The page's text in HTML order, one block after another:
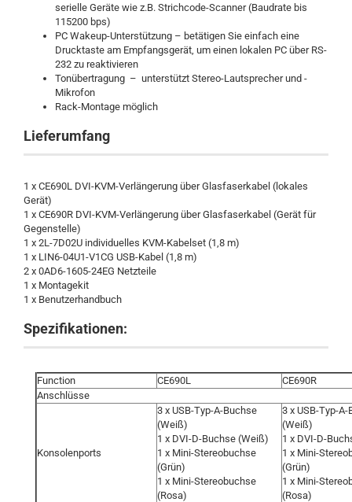
serielle Geräte wie z.B. Strichcode-Scanner (Baudrate bis
115200 bps)
PC Wakeup-Unterstützung – betätigen Sie einfach eine
Drucktaste am Empfangsgerät, um einen lokalen PC über RS-
232 zu reaktivieren
Tonübertragung – unterstützt Stereo-Lautsprecher und -
Mikrofon
Rack-Montage möglich
Lieferumfang
1 x CE690L DVI-KVM-Verlängerung über Glasfaserkabel (lokales
Gerät)
1 x CE690R DVI-KVM-Verlängerung über Glasfaserkabel (Gerät für
Gegenstelle)
1 x 2L-7D02U individuelles KVM-Kabelset (1,8 m)
1 x LIN6-04U1-V1CG USB-Kabel (1,8 m)
2 x 0AD6-1605-24EG Netzteile
1 x Montagekit
1 x Benutzerhandbuch
Spezifikationen:
Function CE690L
CE690R
Anschlüsse
Konsolenports
3 x USB-Typ-A-Buchse
(Weiß)
1 x DVI-D-Buchse (Weiß)
1 x Mini-Stereobuchse
(Grün)
1 x Mini-Stereobuchse
(Rosa)
3 x USB-Typ-
(Weiß)
1 x DVI-D-
1 x Mini-
(Grün)
1 x Mini-
(Rosa)